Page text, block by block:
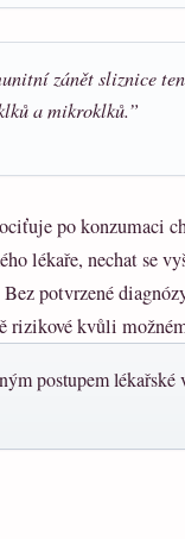
zánět sliznice
a mikroklků.”
po konzumaci
lékaře, nechat se
potvrzené
rizikové kvůli
postupem lékařské